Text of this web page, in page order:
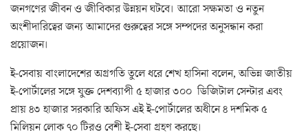
জনগণের জীবন ও জীবিকার উন্নয়ন ঘটবে। আরো সক্ষমতা ও নতুন
অংশীদারিত্বের জন্য আমাদের গুরুত্বের সঙ্গে সম্পদের অনুসন্ধান করা
প্রয়োজন।
ই-সেবায় বাংলাদেশের অগ্রগতি তুলে ধরে শেখ হাসিনা বলেন, অভিন্ন জাতীয়
ই-পোর্টালের সঙ্গে যুক্ত দেশব্যাপী ৫ হাজার ৩০০ ডিজিটাল সেন্টার এবং
প্রায় ৪৩ হাজার সরকারি অফিস এই ই-পোর্টালের অধীনে ৪ দশমিক ৫
মিলিয়ন লোক ৭০ টিরও বেশী ই-সেবা গ্রহণ করছে।